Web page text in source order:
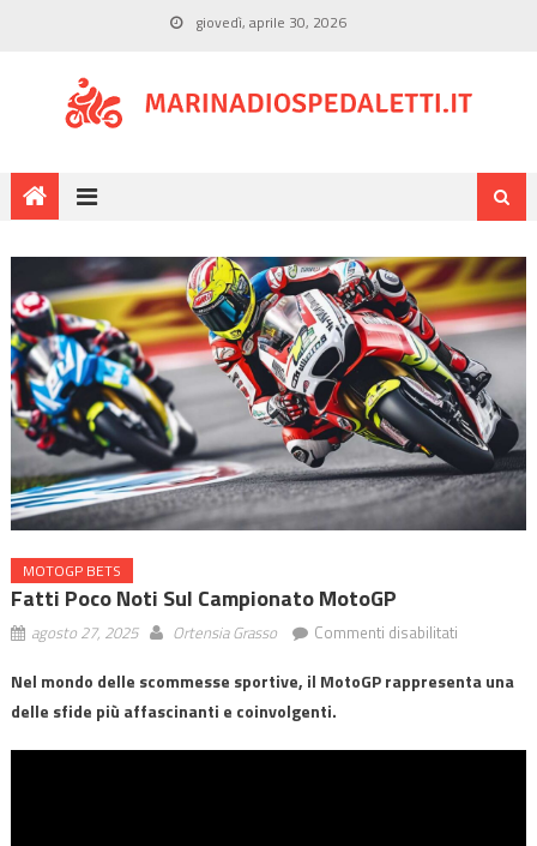
giovedì, aprile 30, 2026
MOTOGP BETS
Fatti Poco Noti Sul Campionato MotoGP
agosto 27, 2025 Ortensia Grasso Commenti disabilitatisu
Poco
Nel mondo delle scommesse sportive, il MotoGP rappresenta una
delle sfide più affascinanti e coinvolgenti.